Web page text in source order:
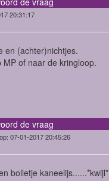
20:31:17
en (achter)nichtjes.
of naar de kringloop.
de vraag
07-01-2017 20:45:26
bolletje kaneelijs......*kwijl*